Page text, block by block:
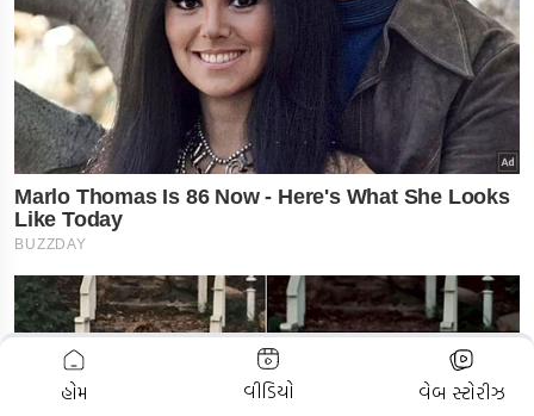
ADVERTISEMENT
હોમ વીડિયો વેબ સ્ટોરીઝ